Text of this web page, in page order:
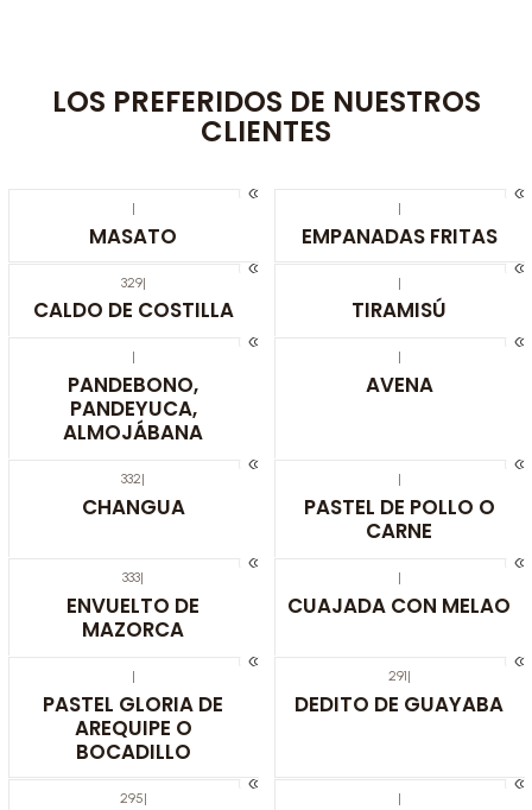
LOS PREFERIDOS DE NUESTROS
CLIENTES
|
MASATO
|
EMPANADAS FRITAS
329|
CALDO DE COSTILLA
|
TIRAMISÚ
|
PANDEBONO,
PANDEYUCA,
ALMOJÁBANA
|
AVENA
332|
CHANGUA
|
PASTEL DE POLLO O
CARNE
333|
ENVUELTO DE
MAZORCA
|
CUAJADA CON MELAO
|
PASTEL GLORIA DE
AREQUIPE O
BOCADILLO
291|
DEDITO DE GUAYABA
295| |